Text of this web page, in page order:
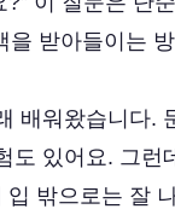
받아들이는
배워왔습니다.
있어요. 그런
밖으로는 잘